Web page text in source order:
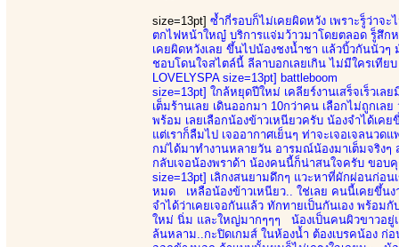
size=13pt] ซ้ำกี่รอบก็ไม่เคยผิดหวัง เพราะรู็ว่าจ
ตกไฟหน้าใหญ๋ บริการแจ่มว้าวมาโดยตลอด รู็สึก
เคยผิดหวังเลย ขึ้นไปน้องชงน้ำชา แล้วบิ้วกันนัวๆ
ชอบโดนใจสไตล์นี้ ลีลาบอกเลยเกิน ไม่มีใครเที
LOVELYSPA size=13pt] battleboom
size=13pt] ใกล้หยุดปีใหม่ เคลียร์งานเสร็จเร็วเล
เต็มร้านเลย เดินออกมา 10กว่าคน เลือกไม่ถูกเล
พร้อม เลยเลือกน้องข้าวเหนียวครับ น้องจำได้เ
แต่เราก็ลืมไป เจออากาศเย็นๆ ท่าจะเจอเจลนว
กม่ได้มาทำงานหลายวัน อารมณ์น้องมาเต็มจริง
กลับเจอน้องพราด้า น้องคนนี้ก็น่าสนใจครับ ขอ
size=13pt] เลิกงสนยามดึกๆ แวะหาที่ผักผ่อนก่อน
หมด เหลือน้องข้าวเหนียว.. ใช่เลย คนนี้เคยขึ้น
จำได้ว่าเคยเจอกันแล้ว ทักทายเป็นกันเอง พร้อ
ใหม่ นิ่ม และใหญ่มากๆๆๆ น้องเป็นคนผิวขาวอยู่
ล้นหลาม..กะปิดเกมส์ ในห้องน้ำ ต้องเบรคน้อง ก่